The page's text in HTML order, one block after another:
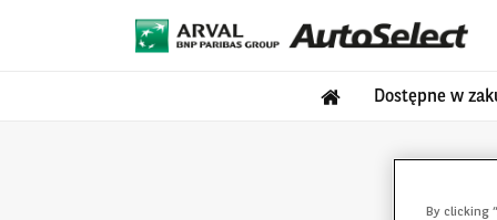
Dostępne w
By clicking